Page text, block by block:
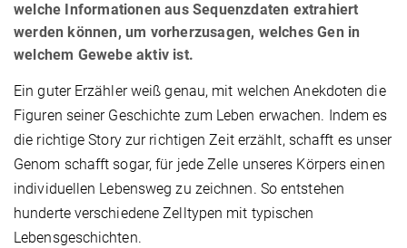
welche Informationen aus Sequenzdaten extrahiert
werden können, um vorherzusagen, welches Gen in
welchem Gewebe aktiv ist.
Ein guter Erzähler weiß genau, mit welchen Anekdoten die
Figuren seiner Geschichte zum Leben erwachen. Indem es
die richtige Story zur richtigen Zeit erzählt, schafft es unser
Genom schafft sogar, für jede Zelle unseres Körpers einen
individuellen Lebensweg zu zeichnen. So entstehen
hunderte verschiedene Zelltypen mit typischen
Lebensgeschichten.